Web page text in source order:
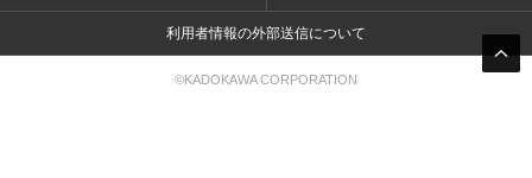
利用者情報の外部送信について
©KADOKAWA CORPORATION